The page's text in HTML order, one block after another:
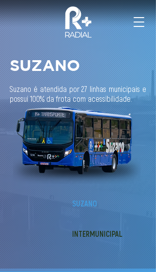
SUZANO
Suzano é atendida por 27 linhas municipais e
possui 100% da frota com acessibilidade.
SUZANO
INTERMUNICIPAL